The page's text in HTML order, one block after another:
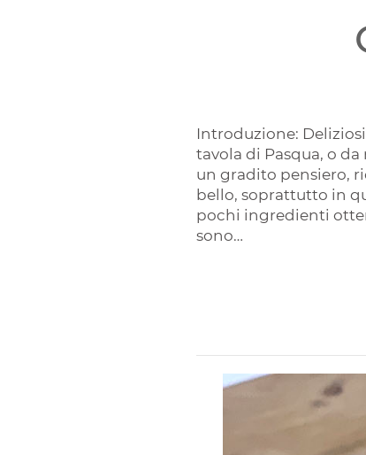
Introduzione:
tavola di Pasqua, o
un gradito pensiero,
bello, soprattutto in
pochi ingredienti
sono…